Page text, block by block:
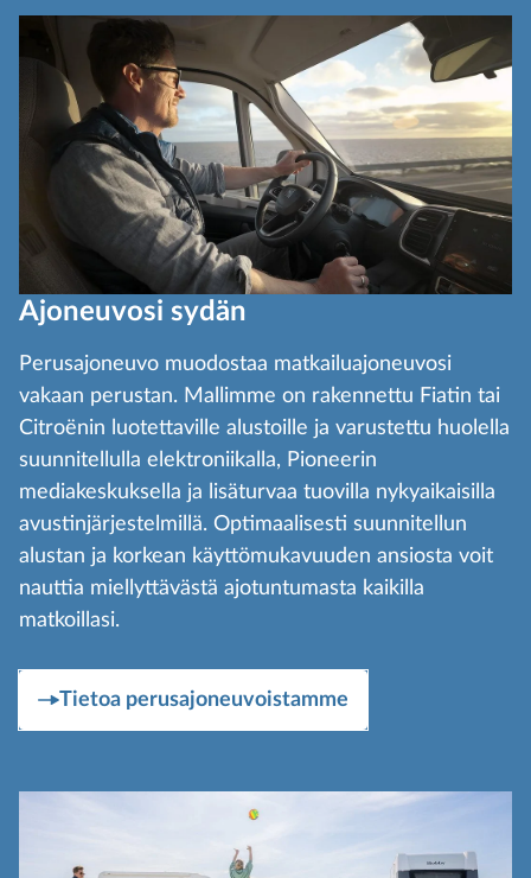
Ajoneuvosi sydän
Perusajoneuvo muodostaa matkailuajoneuvosi
vakaan perustan. Mallimme on rakennettu Fiatin tai
Citroënin luotettaville alustoille ja varustettu huolella
suunnitellulla elektroniikalla, Pioneerin
mediakeskuksella ja lisäturvaa tuovilla nykyaikaisilla
avustinjärjestelmillä. Optimaalisesti suunnitellun
alustan ja korkean käyttömukavuuden ansiosta voit
nauttia miellyttävästä ajotuntumasta kaikilla
matkoillasi.
Tietoa perusajoneuvoistamme